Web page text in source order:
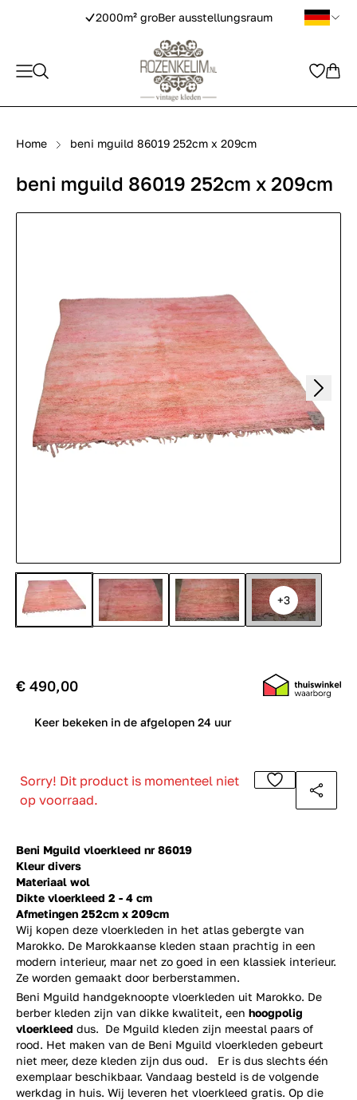
2000m² groBer ausstellungsraum
Home beni mguild 86019 252cm x 209cm
+3
beni mguild 86019 252cm x 209cm
Beni Mguild vloerkleed nr 86019
Kleur divers
Materiaal wol
Dikte vloerkleed 2 - 4 cm
Afmetingen 252cm x 209cm
Wij kopen deze vloerkleden in het atlas gebergte van
Marokko. De Marokkaanse kleden staan prachtig in een
modern interieur, maar net zo goed in een klassiek interieur.
Ze worden gemaakt door berberstammen.
€ 490,00
Keer bekeken in de afgelopen 24 uur
Sorry! Dit product is momenteel niet
op voorraad.
Beni Mguild handgeknoopte vloerkleden uit Marokko. De
berber kleden zijn van dikke kwaliteit, een hoogpolig
vloerkleed dus. De Mguild kleden zijn meestal paars of
rood. Het maken van de Beni Mguild vloerkleden gebeurt
niet meer, deze kleden zijn dus oud. Er is dus slechts één
exemplaar beschikbaar. Vandaag besteld is de volgende
werkdag in huis. Wij leveren het vloerkleed gratis. Op die